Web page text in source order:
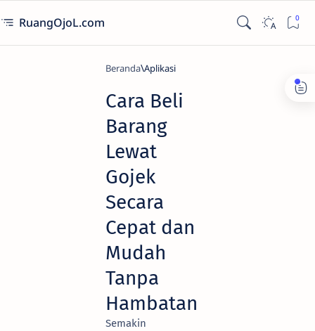
RuangOjoL.com
Beranda Aplikasi
Cara Beli
Barang
Lewat
Gojek
Secara
Cepat dan
Mudah
Tanpa
Hambatan
Semakin